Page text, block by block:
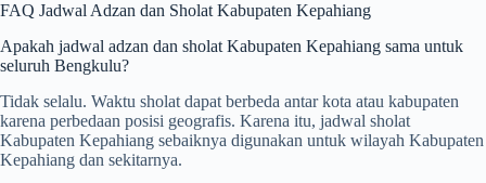
FAQ Jadwal Adzan dan Sholat Kabupaten Kepahiang
Apakah jadwal adzan dan sholat Kabupaten Kepahiang sama untuk
seluruh Bengkulu?
Tidak selalu. Waktu sholat dapat berbeda antar kota atau kabupaten
karena perbedaan posisi geografis. Karena itu, jadwal sholat
Kabupaten Kepahiang sebaiknya digunakan untuk wilayah Kabupaten
Kepahiang dan sekitarnya.